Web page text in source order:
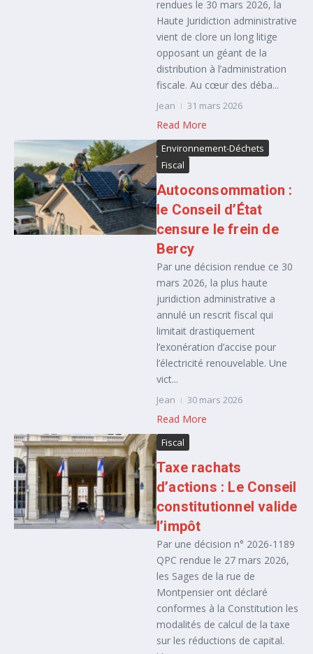
rendues le 30 mars 2026, la
Haute Juridiction administrative
vient de clore un long litige
opposant un géant de la
distribution à l’administration
fiscale. Au cœur des déba...
Jean 31 mars 2026
Read More
Environnement-Déchets
Fiscal
Autoconsommation :
le Conseil d’État
censure le frein de
Bercy
Par une décision rendue ce 30
mars 2026, la plus haute
juridiction administrative a
annulé un rescrit fiscal qui
limitait drastiquement
l’exonération d’accise pour
l’électricité renouvelable. Une
vict...
Jean 30 mars 2026
Read More
Fiscal
Taxe rachats
d’actions : Le Conseil
constitutionnel valide
l’impôt
Par une décision n° 2026-1189
QPC rendue le 27 mars 2026,
les Sages de la rue de
Montpensier ont déclaré
conformes à la Constitution les
modalités de calcul de la taxe
sur les réductions de capital.